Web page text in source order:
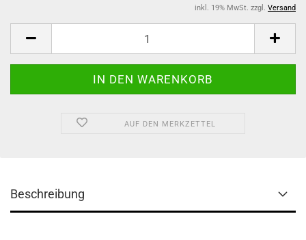
inkl. 19% MwSt. zzgl. Versand
AUF DEN MERKZETTEL
Beschreibung